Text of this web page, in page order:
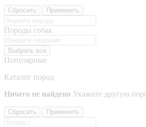
Сбросить Применить
Породы собак
Выбрать все
Популярные
Каталог пород
Ничего не найдено Укажите другую
Сбросить Применить